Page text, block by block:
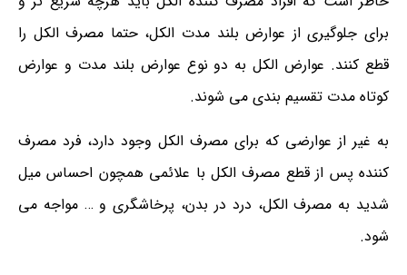
برای جلوگیری از عوارض بلند مدت الکل، حتما مصرف الکل را
قطع کنند. عوارض الکل به دو نوع عوارض بلند مدت و عوارض
کوتاه مدت تقسیم بندی می شوند.
به غیر از عوارضی که برای مصرف الکل وجود دارد، فرد مصرف
کننده پس از قطع مصرف الکل با علائمی همچون احساس میل
شدید به مصرف الکل، درد در بدن، پرخاشگری و … مواجه می
شود.